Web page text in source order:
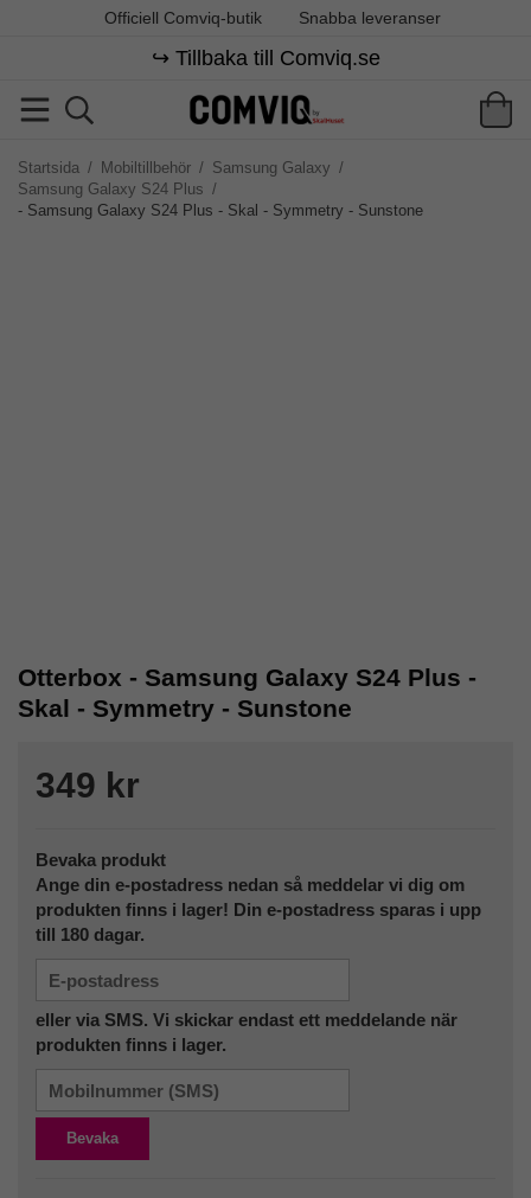
Officiell Comviq-butik Snabba leveranser
↪️ Tillbaka till Comviq.se
Startsida / Mobiltillbehör / Samsung Galaxy /
Samsung Galaxy S24 Plus /
- Samsung Galaxy S24 Plus - Skal - Symmetry - Sunstone
Otterbox - Samsung Galaxy S24 Plus -
Skal - Symmetry - Sunstone
349 kr
Bevaka produkt
Ange din e-postadress nedan så meddelar vi dig om
produkten finns i lager! Din e-postadress sparas i upp
till 180 dagar.
eller via SMS. Vi skickar endast ett meddelande när
produkten finns i lager.
Bevaka